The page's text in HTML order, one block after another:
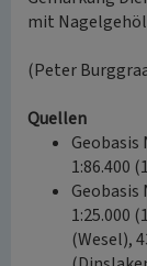
mit
(Peter
Quellen
Geobasis
1:86.400
Geobasis
1:25.000
(Wesel),